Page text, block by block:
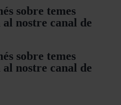
sobre temes
nostre canal de
sobre temes
nostre canal de